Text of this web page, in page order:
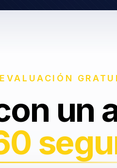
EVALUACIÓN
un